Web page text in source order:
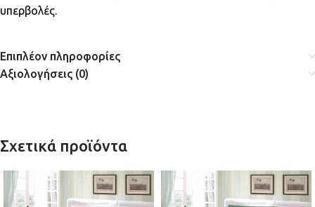
υπερβολές.
Επιπλέον πληροφορίες
Αξιολογήσεις (0)
Σχετικά προϊόντα